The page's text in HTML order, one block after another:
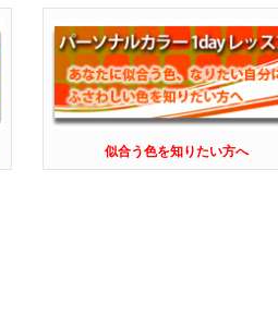
似合う色を知りたい方へ